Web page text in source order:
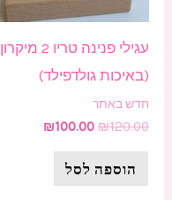
עגילי פנינה טריו 2 מיקרון
(באיכות גולדפילד)
חדש באתר
₪120.00
₪100.00
הוספה לסל